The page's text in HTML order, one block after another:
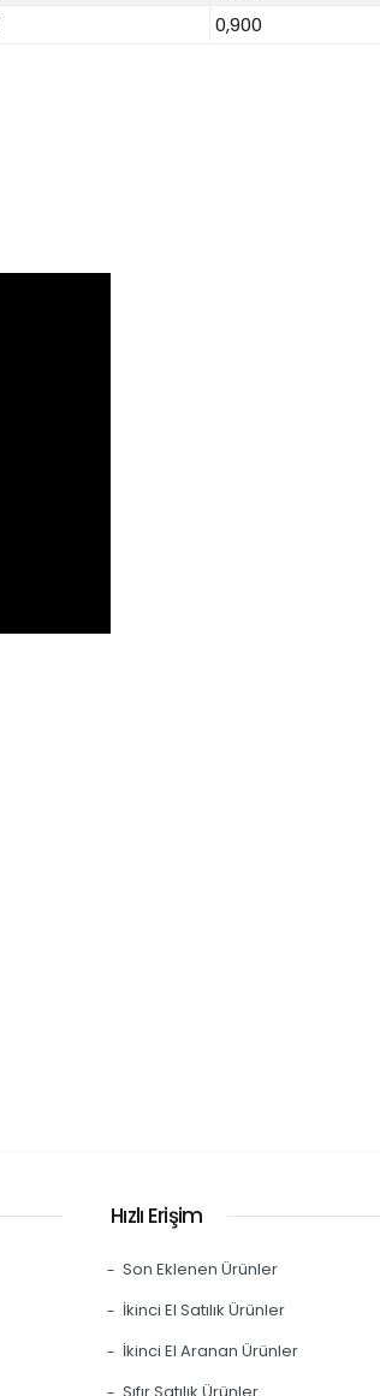
0,900
Hızlı Erişim
Son Eklenen Ürünler
İkinci El Satılık Ürünler
İkinci El Aranan Ürünler